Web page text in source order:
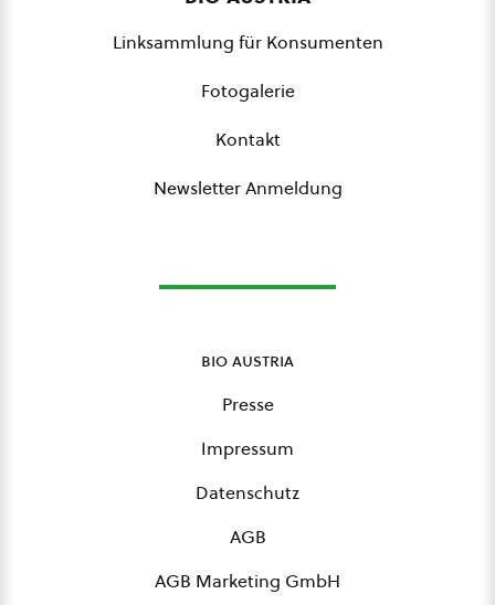
Linksammlung für Konsumenten
Fotogalerie
Kontakt
Newsletter Anmeldung
bio austria
Presse
Impressum
Datenschutz
AGB
AGB Marketing GmbH